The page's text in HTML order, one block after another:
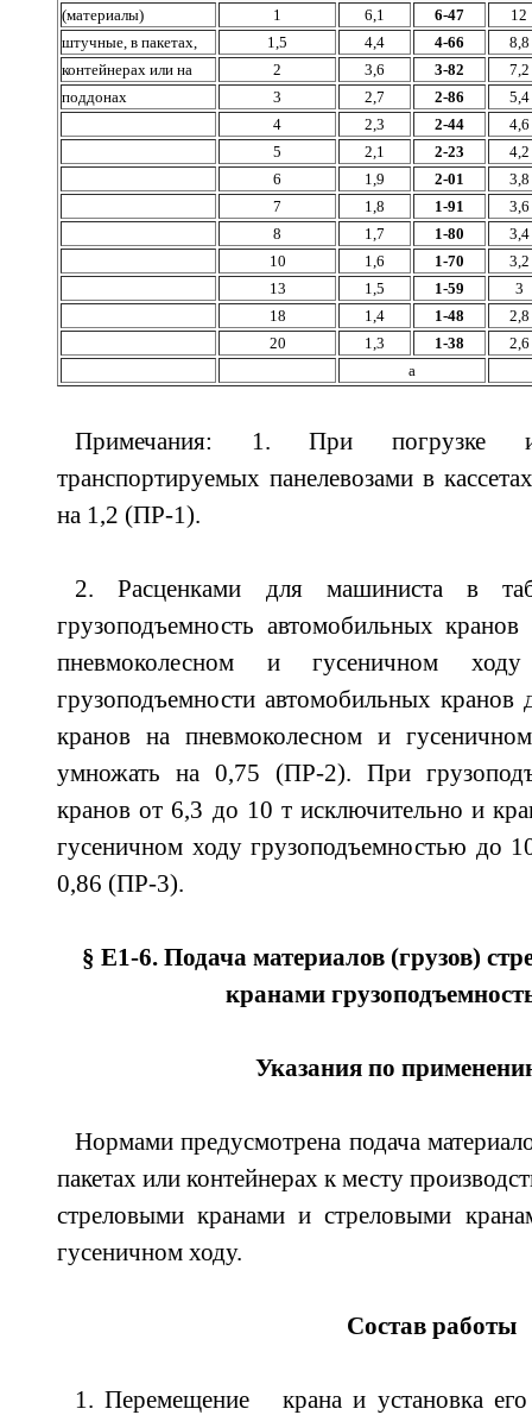
(материалы)
1 6,1 6-47
12
штучные, в пакетах,
1,5 4,4 4-66
8,8
контейнерах или на
2 3,6 3-82
7,2
поддонах
3 2,7 2-86
5,4
4
2,3 2-44
4,6
5
2,1 2-23
4,2
6
1,9 2-01
3,8
7
1,8 1-91
3,6
8
1,7 1-80
3,4
10
1,6 1-70
3,2
13
1,5 1-59
3
18
1,4 1-48
2,8
20
1,3 1-38
2,6
а
Примечания: 1. При погрузке и
транспортируемых панелевозами в
на 1,2 (ПР-1).
2. Расценками для машиниста в
грузоподъемность автомобильных
пневмоколесном и гусеничном
грузоподъемности автомобильных
кранов на пневмоколесном и
умножать на 0,75 (ПР-2). При
кранов от 6,3 до 10 т исключительно и
гусеничном ходу грузоподъемностью до
0,86 (ПР-3).
§ Е1-6. Подача материалов (грузов)
кранами
Указания по
Нормами предусмотрена подача
пакетах или контейнерах к месту
стреловыми кранами и стреловыми
гусеничном ходу.
Состав работы
1. Перемещение крана и установка